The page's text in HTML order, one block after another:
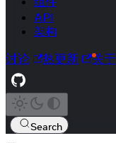
API
架构
讨论 热更新 关于
Search